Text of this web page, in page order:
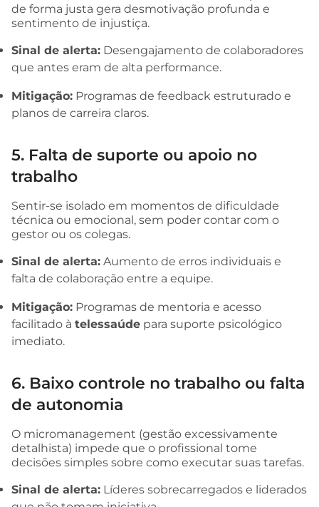
de forma justa gera desmotivação profunda e
sentimento de injustiça.
Sinal de alerta: Desengajamento de colaboradores
que antes eram de alta performance.
Mitigação: Programas de feedback estruturado e
planos de carreira claros.
5. Falta de suporte ou apoio no
trabalho
Sentir-se isolado em momentos de dificuldade
técnica ou emocional, sem poder contar com o
gestor ou os colegas.
Sinal de alerta: Aumento de erros individuais e
falta de colaboração entre a equipe.
Mitigação: Programas de mentoria e acesso
facilitado à telessaúde para suporte psicológico
imediato.
6. Baixo controle no trabalho ou falta
de autonomia
O micromanagement (gestão excessivamente
detalhista) impede que o profissional tome
decisões simples sobre como executar suas tarefas.
Sinal de alerta: Líderes sobrecarregados e liderados